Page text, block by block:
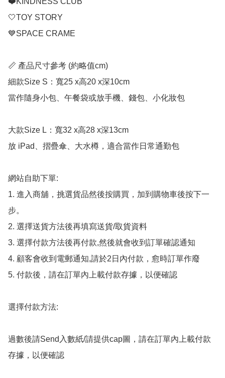
🤍TOY STORY
💙SPACE CRAME
📏 產品尺寸參考 (約略值cm)
細款Size S：寬25 x高20 x深10cm
當作隨身小包、午餐袋或放手機、錢包、小化妝包
大款Size L：寬32 x高28 x深13cm
放 iPad、摺疊傘、大水樽，適合當作日常通勤包
網站自助下單:
1. 進入商舖，挑選貨品然後按購買，加到購物車後按下一
步。
2. 選擇送貨方法後再填寫送貨/取貨資料
3. 選擇付款方法後再付款,然後就會收到訂單確認通知
4. 顧客會收到電郵通知,請於2日內付款，愈時訂單作廢
5. 付款後，請在訂單內上載付款存據，以便確認
選擇付款方法:
過數後請Send入數紙/請提供cap圖，請在訂單內上載付款
存據，以便確認